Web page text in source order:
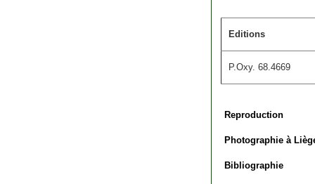
Editions
P.Oxy. 68.4669
Reproduction
Photographie à
Bibliographie